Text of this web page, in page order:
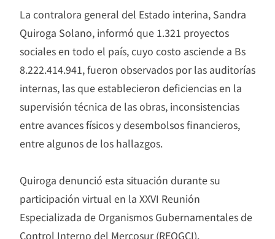
La contralora general del Estado interina, Sandra
Quiroga Solano, informó que 1.321 proyectos
sociales en todo el país, cuyo costo asciende a Bs
8.222.414.941, fueron observados por las auditorías
internas, las que establecieron deficiencias en la
supervisión técnica de las obras, inconsistencias
entre avances físicos y desembolsos financieros,
entre algunos de los hallazgos.
Quiroga denunció esta situación durante su
participación virtual en la XXVI Reunión
Especializada de Organismos Gubernamentales de
Control Interno del Mercosur (REOGCI),